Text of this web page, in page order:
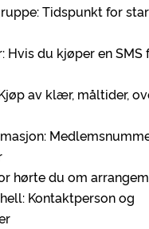
Tidspunkt for
Hvis du kjøper en SMS
av klær, måltider,
hørte du om
Kontaktperson og